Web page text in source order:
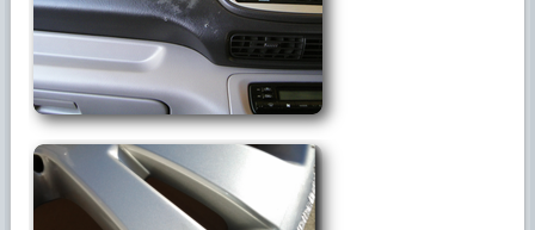
2024年11月8日
ブログに 「◆プジョーホイール艶消し⇒艶
有り」を追加しました。
2024年10月15日
ブログに 「◆セルシオのリペアご依頼で
す」を追加しました。
2024年9月8日
ブログに 「◆BMWヘッドライト リペアの